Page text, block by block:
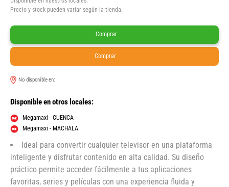
Precio y stock pueden variar según la tienda.
Comprar
Comprar
No disponible en:
Disponible en otros locales:
Megamaxi - CUENCA
Megamaxi - MACHALA
Ideal para convertir cualquier televisor en una plataforma
inteligente y disfrutar contenido en alta calidad. Su diseño
práctico permite acceder fácilmente a tus aplicaciones
favoritas, series y películas con una experiencia fluida y